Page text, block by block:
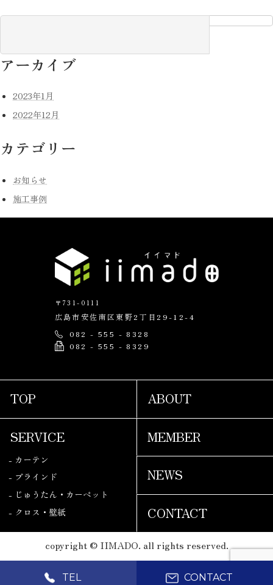
検
アーカイブ
2023年1月
2022年12月
カテゴリー
お知らせ
施工事例
TEL CONTACT
〒731-0111
広島市安佐南区東野2丁目29-12-4
082 - 555 - 8328
082 - 555 - 8329
TOP
SERVICE
- カーテン
- ブラインド
- じゅうたん・カーペット
- クロス・壁紙
ABOUT
MEMBER
NEWS
CONTACT
copyright © IIMADO. all rights reserved.